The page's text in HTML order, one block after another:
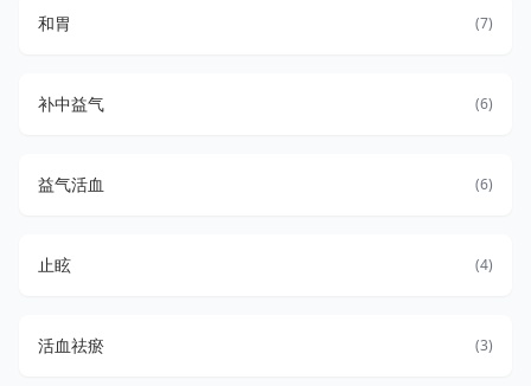
和胃 (7)
补中益气 (6)
益气活血 (6)
止眩 (4)
活血祛瘀 (3)